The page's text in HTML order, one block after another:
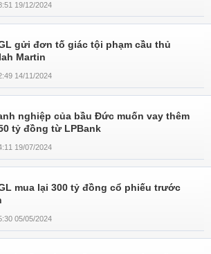
19/12/2024
gửi đơn tố giác tội phạm cầu thủ
Martin
14/11/2024
nghiệp của bầu Đức muốn vay thêm
tỷ đồng từ LPBank
19/07/2024
mua lại 300 tỷ đồng cổ phiếu trước
05/05/2024